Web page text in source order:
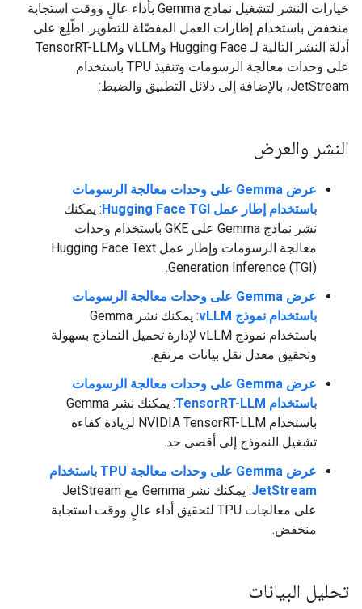
خيارات النشر لتشغيل نماذج Gemma بأداء عالٍ ووقت استجابة
منخفض باستخدام إطارات العمل المفضّلة للتطوير. اطّلِع على
أدلة النشر التالية لـ Hugging Face وvLLM وTensorRT-LLM
على وحدات معالجة الرسومات وتنفيذ TPU باستخدام
JetStream، بالإضافة إلى دلائل التطبيق والضبط:
النشر والعرض
عرض Gemma على وحدات معالجة الرسومات
باستخدام إطار عمل Hugging Face TGI
: يمكنك
نشر نماذج Gemma على GKE باستخدام وحدات
معالجة الرسومات وإطار عمل Hugging Face Text
Generation Inference (TGI).
عرض Gemma على وحدات معالجة الرسومات
باستخدام نموذج vLLM
: يمكنك نشر Gemma
باستخدام نموذج vLLM لإدارة تحميل النماذج بسهولة
وتحقيق معدل نقل بيانات مرتفع.
عرض Gemma على وحدات معالجة الرسومات
باستخدام TensorRT-LLM
: يمكنك نشر Gemma
باستخدام NVIDIA TensorRT-LLM لزيادة كفاءة
تشغيل النموذج إلى أقصى حد.
عرض Gemma على وحدات معالجة TPU باستخدام
JetStream
: يمكنك نشر Gemma مع JetStream
على معالجات TPU لتحقيق أداء عالٍ ووقت استجابة
منخفض.
تحليل البيانات